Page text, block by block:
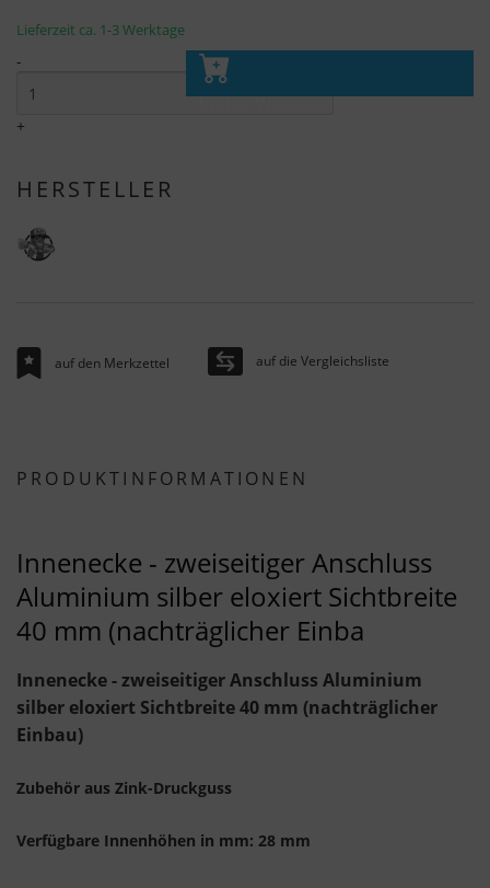
Lieferzeit ca. 1-3 Werktage
-
+
In den Warenkorb
HERSTELLER
auf den Merkzettel auf die Vergleichsliste
PRODUKTINFORMATIONEN
Innenecke - zweiseitiger Anschluss
Aluminium silber eloxiert Sichtbreite
40 mm (nachträglicher Einba
Innenecke - zweiseitiger Anschluss Aluminium
silber eloxiert Sichtbreite 40 mm (nachträglicher
Einbau)
Zubehör aus Zink-Druckguss
Verfügbare Innenhöhen in mm: 28 mm